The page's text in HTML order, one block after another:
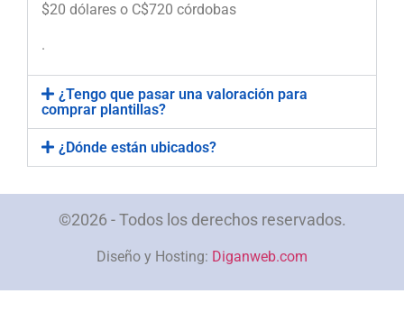
$20 dólares o C$720 córdobas
.
¿Tengo que pasar una valoración para
comprar plantillas?
¿Dónde están ubicados?
©2026 - Todos los derechos reservados.
Diseño y Hosting: Diganweb.com